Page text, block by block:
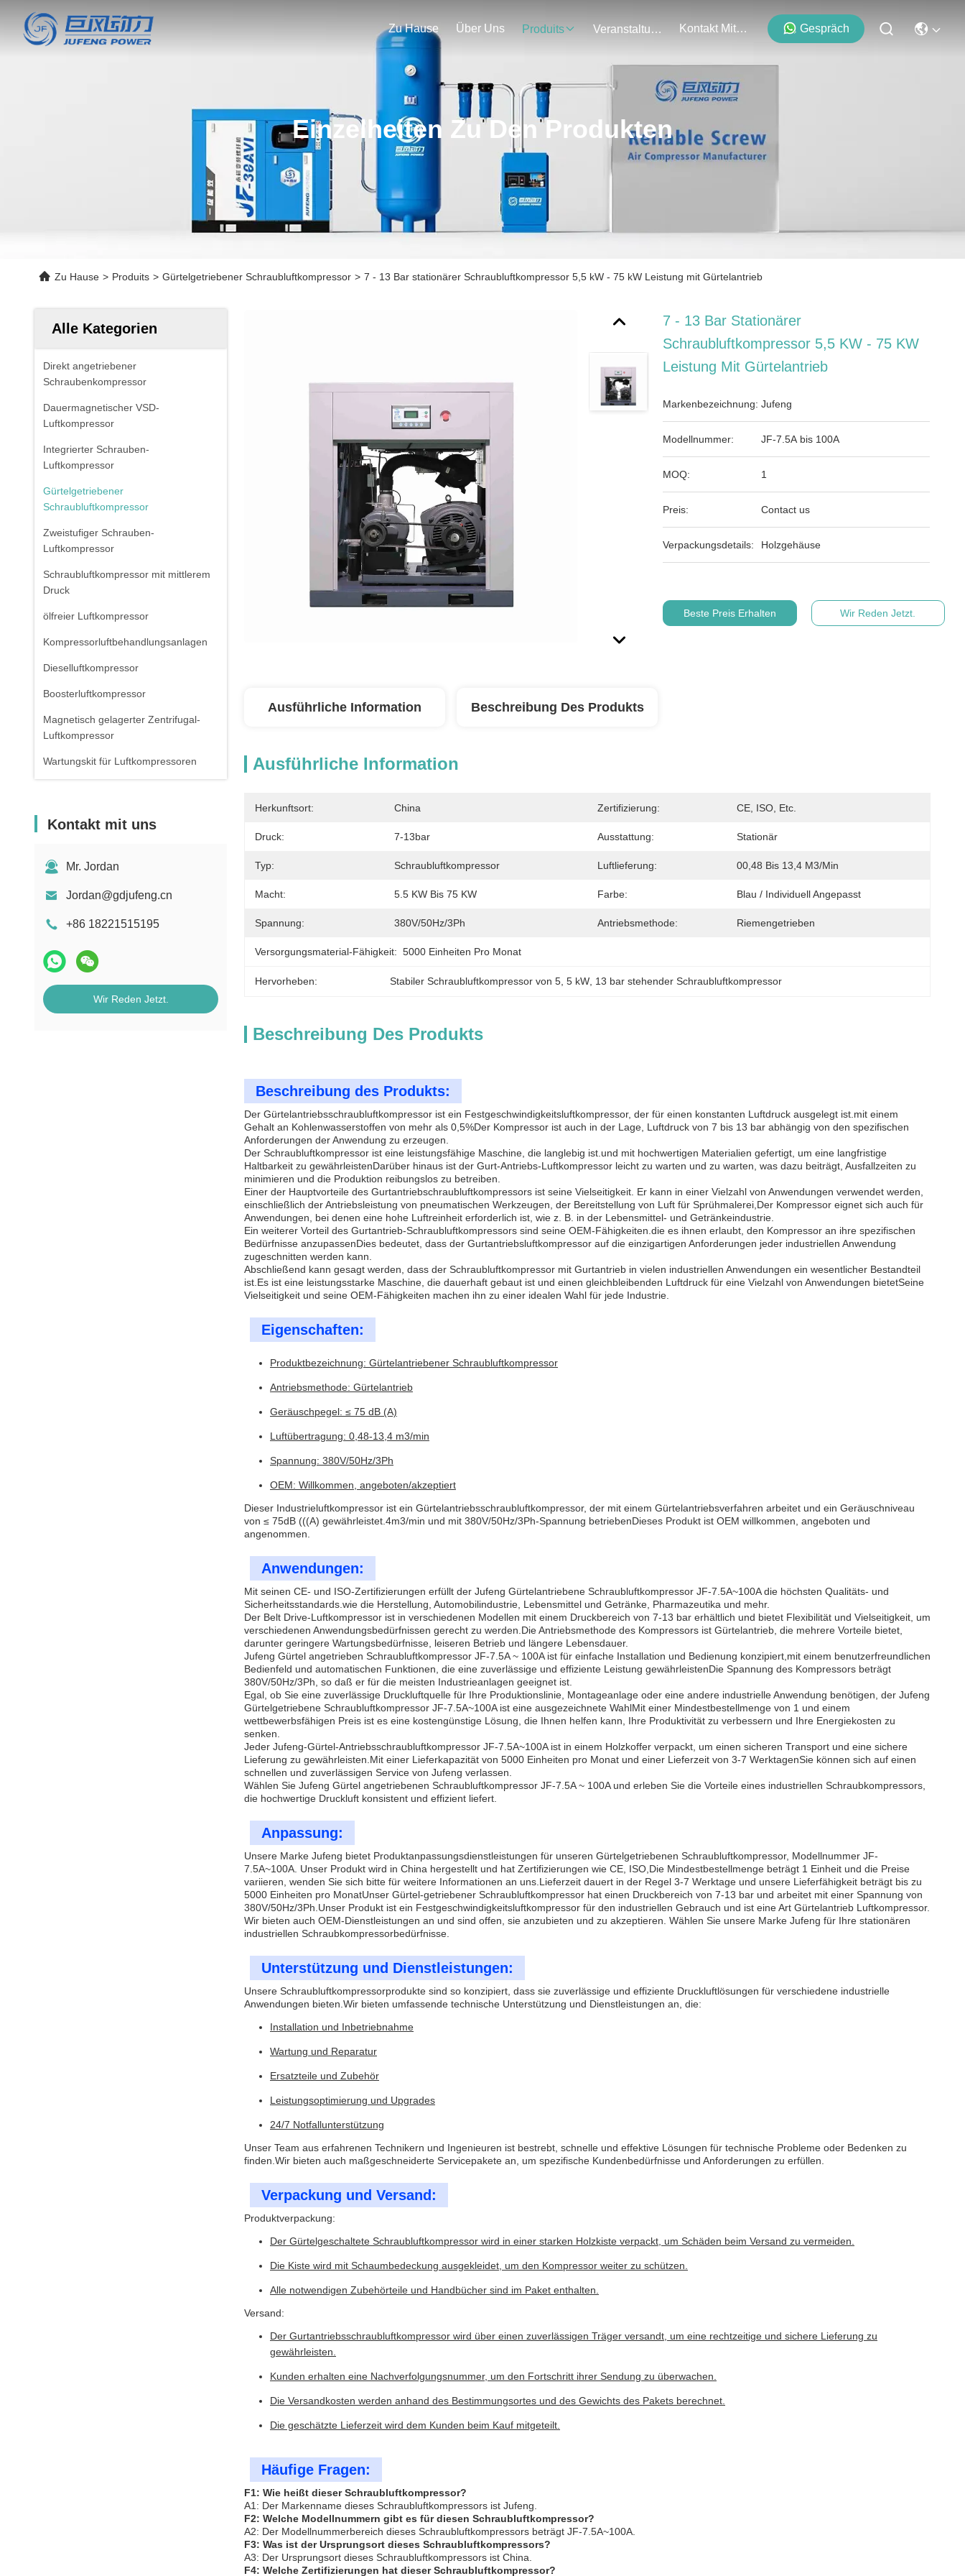
Zu Hause Über Uns Produits Veranstaltungen Kontakt Mit Uns Gespräch
Einzelheiten Zu Den Produkten
Zu Hause > Produits > Gürtelgetriebener Schraubluftkompressor > 7 - 13 Bar stationärer Schraubluftkompressor 5,5 kW - 75 kW Leistung mit Gürtelantrieb
Alle Kategorien
Direkt angetriebener
Schraubenkompressor
Dauermagnetischer VSD-
Luftkompressor
Integrierter Schrauben-
Luftkompressor
Gürtelgetriebener
Schraubluftkompressor
Zweistufiger Schrauben-
Luftkompressor
Schraubluftkompressor mit mittlerem
Druck
ölfreier Luftkompressor
Kompressorluftbehandlungsanlagen
Dieselluftkompressor
Boosterluftkompressor
Magnetisch gelagerter Zentrifugal-
Luftkompressor
Wartungskit für Luftkompressoren
Kontakt mit uns
Mr. Jordan
Jordan@gdjufeng.cn
+86 18221515195
Wir Reden Jetzt.
7 - 13 Bar Stationärer
Schraubluftkompressor 5,5 KW - 75 KW
Leistung Mit Gürtelantrieb
Markenbezeichnung: Jufeng
Modellnummer: JF-7.5A bis 100A
MOQ: 1
Preis: Contact us
Verpackungsdetails: Holzgehäuse
Beste Preis Erhalten Wir Reden Jetzt.
Ausführliche Information Beschreibung Des Produkts
Ausführliche Information
Herkunftsort: China Zertifizierung: CE, ISO, Etc.
Druck: 7-13bar Ausstattung: Stationär
Typ: Schraubluftkompressor Luftlieferung: 00,48 Bis 13,4 M3/min
Macht: 5.5 KW Bis 75 KW Farbe: Blau / Individuell Angepasst
Spannung: 380V/50Hz/3Ph Antriebsmethode: Riemengetrieben
Versorgungsmaterial-Fähigkeit: 5000 Einheiten Pro Monat
Hervorheben: Stabiler Schraubluftkompressor von 5 , 5 kW 13 bar stehender Schraubluftkompressor
Beschreibung Des Produkts
Beschreibung des Produkts:
Der Gürtelantriebsschraubluftkompressor ist ein Festgeschwindigkeitsluftkompressor, der für einen konstanten Luftdruck ausgelegt ist.mit einem
Gehalt an Kohlenwasserstoffen von mehr als 0,5%Der Kompressor ist auch in der Lage, Luftdruck von 7 bis 13 bar abhängig von den spezifischen
Anforderungen der Anwendung zu erzeugen.
Der Schraubluftkompressor ist eine leistungsfähige Maschine, die langlebig ist.und mit hochwertigen Materialien gefertigt, um eine langfristige
Haltbarkeit zu gewährleistenDarüber hinaus ist der Gurt-Antriebs-Luftkompressor leicht zu warten und zu warten, was dazu beiträgt, Ausfallzeiten zu
minimieren und die Produktion reibungslos zu betreiben.
Einer der Hauptvorteile des Gurtantriebschraubluftkompressors ist seine Vielseitigkeit. Er kann in einer Vielzahl von Anwendungen verwendet werden,
einschließlich der Antriebsleistung von pneumatischen Werkzeugen, der Bereitstellung von Luft für Sprühmalerei,Der Kompressor eignet sich auch für
Anwendungen, bei denen eine hohe Luftreinheit erforderlich ist, wie z. B. in der Lebensmittel- und Getränkeindustrie.
Ein weiterer Vorteil des Gurtantrieb-Schraubluftkompressors sind seine OEM-Fähigkeiten.die es ihnen erlaubt, den Kompressor an ihre spezifischen
Bedürfnisse anzupassenDies bedeutet, dass der Gurtantriebsluftkompressor auf die einzigartigen Anforderungen jeder industriellen Anwendung
zugeschnitten werden kann.
Abschließend kann gesagt werden, dass der Schraubluftkompressor mit Gurtantrieb in vielen industriellen Anwendungen ein wesentlicher Bestandteil
ist.Es ist eine leistungsstarke Maschine, die dauerhaft gebaut ist und einen gleichbleibenden Luftdruck für eine Vielzahl von Anwendungen bietetSeine
Vielseitigkeit und seine OEM-Fähigkeiten machen ihn zu einer idealen Wahl für jede Industrie.
Eigenschaften:
Produktbezeichnung: Gürtelantriebener Schraubluftkompressor
Antriebsmethode: Gürtelantrieb
Geräuschpegel: ≤ 75 dB (A)
Luftübertragung: 0,48-13,4 m3/min
Spannung: 380V/50Hz/3Ph
OEM: Willkommen, angeboten/akzeptiert
Dieser Industrieluftkompressor ist ein Gürtelantriebsschraubluftkompressor, der mit einem Gürtelantriebsverfahren arbeitet und ein Geräuschniveau
von ≤ 75dB (((A) gewährleistet.4m3/min und mit 380V/50Hz/3Ph-Spannung betriebenDieses Produkt ist OEM willkommen, angeboten und
angenommen.
Anwendungen:
Mit seinen CE- und ISO-Zertifizierungen erfüllt der Jufeng Gürtelantriebene Schraubluftkompressor JF-7.5A~100A die höchsten Qualitäts- und
Sicherheitsstandards.wie die Herstellung, Automobilindustrie, Lebensmittel und Getränke, Pharmazeutika und mehr.
Der Belt Drive-Luftkompressor ist in verschiedenen Modellen mit einem Druckbereich von 7-13 bar erhältlich und bietet Flexibilität und Vielseitigkeit, um
verschiedenen Anwendungsbedürfnissen gerecht zu werden.Die Antriebsmethode des Kompressors ist Gürtelantrieb, die mehrere Vorteile bietet,
darunter geringere Wartungsbedürfnisse, leiseren Betrieb und längere Lebensdauer.
Jufeng Gürtel angetrieben Schraubluftkompressor JF-7.5A ~ 100A ist für einfache Installation und Bedienung konzipiert,mit einem benutzerfreundlichen
Bedienfeld und automatischen Funktionen, die eine zuverlässige und effiziente Leistung gewährleistenDie Spannung des Kompressors beträgt
380V/50Hz/3Ph, so daß er für die meisten Industrieanlagen geeignet ist.
Egal, ob Sie eine zuverlässige Druckluftquelle für Ihre Produktionslinie, Montageanlage oder eine andere industrielle Anwendung benötigen, der Jufeng
Gürtelgetriebene Schraubluftkompressor JF-7.5A~100A ist eine ausgezeichnete WahlMit einer Mindestbestellmenge von 1 und einem
wettbewerbsfähigen Preis ist es eine kostengünstige Lösung, die Ihnen helfen kann, Ihre Produktivität zu verbessern und Ihre Energiekosten zu
senken.
Jeder Jufeng-Gürtel-Antriebsschraubluftkompressor JF-7.5A~100A ist in einem Holzkoffer verpackt, um einen sicheren Transport und eine sichere
Lieferung zu gewährleisten.Mit einer Lieferkapazität von 5000 Einheiten pro Monat und einer Lieferzeit von 3-7 WerktagenSie können sich auf einen
schnellen und zuverlässigen Service von Jufeng verlassen.
Wählen Sie Jufeng Gürtel angetriebenen Schraubluftkompressor JF-7.5A ~ 100A und erleben Sie die Vorteile eines industriellen Schraubkompressors,
die hochwertige Druckluft konsistent und effizient liefert.
Anpassung:
Unsere Marke Jufeng bietet Produktanpassungsdienstleistungen für unseren Gürtelgetriebenen Schraubluftkompressor, Modellnummer JF-
7.5A~100A. Unser Produkt wird in China hergestellt und hat Zertifizierungen wie CE, ISO,Die Mindestbestellmenge beträgt 1 Einheit und die Preise
variieren, wenden Sie sich bitte für weitere Informationen an uns.Lieferzeit dauert in der Regel 3-7 Werktage und unsere Lieferfähigkeit beträgt bis zu
5000 Einheiten pro MonatUnser Gürtel-getriebener Schraubluftkompressor hat einen Druckbereich von 7-13 bar und arbeitet mit einer Spannung von
380V/50Hz/3Ph.Unser Produkt ist ein Festgeschwindigkeitsluftkompressor für den industriellen Gebrauch und ist eine Art Gürtelantrieb Luftkompressor.
Wir bieten auch OEM-Dienstleistungen an und sind offen, sie anzubieten und zu akzeptieren. Wählen Sie unsere Marke Jufeng für Ihre stationären
industriellen Schraubkompressorbedürfnisse.
Unterstützung und Dienstleistungen:
Unsere Schraubluftkompressorprodukte sind so konzipiert, dass sie zuverlässige und effiziente Druckluftlösungen für verschiedene industrielle
Anwendungen bieten.Wir bieten umfassende technische Unterstützung und Dienstleistungen an, die:
Installation und Inbetriebnahme
Wartung und Reparatur
Ersatzteile und Zubehör
Leistungsoptimierung und Upgrades
24/7 Notfallunterstützung
Unser Team aus erfahrenen Technikern und Ingenieuren ist bestrebt, schnelle und effektive Lösungen für technische Probleme oder Bedenken zu
finden.Wir bieten auch maßgeschneiderte Servicepakete an, um spezifische Kundenbedürfnisse und Anforderungen zu erfüllen.
Verpackung und Versand:
Produktverpackung:
Der Gürtelgeschaltete Schraubluftkompressor wird in einer starken Holzkiste verpackt, um Schäden beim Versand zu vermeiden.
Die Kiste wird mit Schaumbedeckung ausgekleidet, um den Kompressor weiter zu schützen.
Alle notwendigen Zubehörteile und Handbücher sind im Paket enthalten.
Versand:
Der Gurtantriebsschraubluftkompressor wird über einen zuverlässigen Träger versandt, um eine rechtzeitige und sichere Lieferung zu
gewährleisten.
Kunden erhalten eine Nachverfolgungsnummer, um den Fortschritt ihrer Sendung zu überwachen.
Die Versandkosten werden anhand des Bestimmungsortes und des Gewichts des Pakets berechnet.
Die geschätzte Lieferzeit wird dem Kunden beim Kauf mitgeteilt.
Häufige Fragen:
F1: Wie heißt dieser Schraubluftkompressor?
A1: Der Markenname dieses Schraubluftkompressors ist Jufeng.
F2: Welche Modellnummern gibt es für diesen Schraubluftkompressor?
A2: Der Modellnummerbereich dieses Schraubluftkompressors beträgt JF-7.5A~100A.
F3: Was ist der Ursprungsort dieses Schraubluftkompressors?
A3: Der Ursprungsort dieses Schraubluftkompressors ist China.
F4: Welche Zertifizierungen hat dieser Schraubluftkompressor?